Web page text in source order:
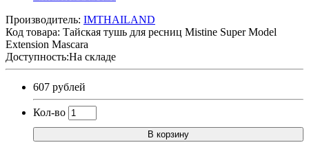
Производитель: IMTHAILAND
Код товара: Тайская тушь для ресниц Mistine Super Model
Extension Mascara
Доступность:На складе
607 рублей
Кол-во
В корзину